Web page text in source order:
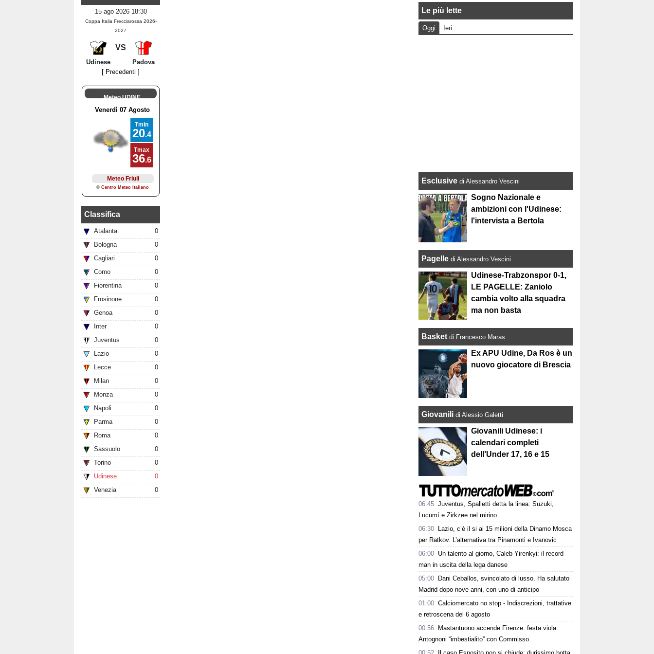
15 ago 2026 18:30
Coppa Italia Frecciarossa 2026-
2027
VS
Udinese
Padova
[ Precedenti ]
Meteo UDINE
Classifica
Atalanta
0
Bologna
0
Cagliari
0
Como
0
Fiorentina
0
Frosinone
0
Genoa
0
Inter
0
Juventus
0
Lazio
0
Lecce
0
Milan
0
Monza
0
Napoli
0
Parma
0
Roma
0
Sassuolo
0
Torino
0
Udinese
0
Venezia
0
Le più lette
Oggi Ieri
Esclusive di Alessandro Vescini
Sogno Nazionale e
ambizioni con l'Udinese:
l'intervista a Bertola
Pagelle di Alessandro Vescini
Udinese-Trabzonspor 0-1,
LE PAGELLE: Zaniolo
cambia volto alla squadra
ma non basta
Basket di Francesco Maras
Ex APU Udine, Da Ros è un
nuovo giocatore di Brescia
Giovanili di Alessio Galetti
Giovanili Udinese: i
calendari completi
dell’Under 17, 16 e 15
06:45 Juventus, Spalletti detta la linea: Suzuki,
Lucumí e Zirkzee nel mirino
06:30
Lazio, c’è il si ai 15 milioni della Dinamo Mosca
per Ratkov. L’alternativa tra Pinamonti e Ivanovic
06:00 Un talento al giorno, Caleb Yirenkyi: il record
man in uscita della lega danese
05:00
Dani Ceballos, svincolato di lusso. Ha salutato
Madrid dopo nove anni, con uno di anticipo
01:00 Calciomercato no stop - Indiscrezioni, trattative
e retroscena del 6 agosto
00:56
Mastantuono accende Firenze: festa viola.
Antognoni “imbestialito” con Commisso